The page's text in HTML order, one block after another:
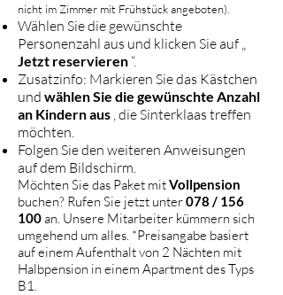
nicht im Zimmer mit Frühstück angeboten).
Wählen Sie die gewünschte
Personenzahl aus und klicken Sie auf „
Jetzt reservieren “.
Zusatzinfo: Markieren Sie das Kästchen
und wählen Sie die gewünschte Anzahl
an Kindern aus , die Sinterklaas treffen
möchten.
Folgen Sie den weiteren Anweisungen
auf dem Bildschirm.
Möchten Sie das Paket mitVollpension
buchen? Rufen Sie jetzt unter078 / 156
100an. Unsere Mitarbeiter kümmern sich
umgehend um alles. *Preisangabe basiert
auf einem Aufenthalt von 2 Nächten mit
Halbpension in einem Apartment des Typs
B1.